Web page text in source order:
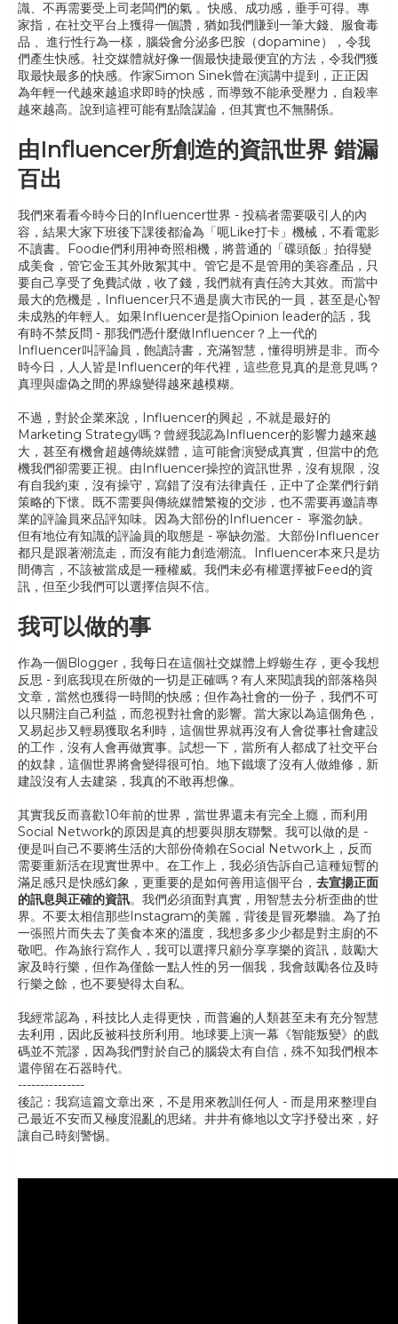
識、不再需要受上司老闆們的氣 。快感、成功感，垂手可得。專
家指，在社交平台上獲得一個讚，猶如我們賺到一筆大錢、服食毒
品 、進行性行為一樣，腦袋會分泌多巴胺（dopamine），令我
們產生快感。社交媒體就好像一個最快捷最便宜的方法，令我們獲
取最快最多的快感。作家Simon Sinek曾在演講中提到，正正因
為年輕一代越來越追求即時的快感，而導致不能承受壓力，自殺率
越來越高。說到這裡可能有點陰謀論，但其實也不無關係。
由Influencer所創造的資訊世界 錯漏
百出
我們來看看今時今日的Influencer世界 - 投稿者需要吸引人的內
容，結果大家下班後下課後都淪為「呃Like打卡」機械，不看電影
不讀書。Foodie們利用神奇照相機，將普通的「碟頭飯」拍得變
成美食，管它金玉其外敗絮其中。管它是不是管用的美容產品，只
要自己享受了免費試做，收了錢，我們就有責任誇大其效。而當中
最大的危機是，Influencer只不過是廣大市民的一員，甚至是心智
未成熟的年輕人。如果Influencer是指Opinion leader的話，我
有時不禁反問 - 那我們憑什麼做Influencer？上一代的
Influencer叫評論員，飽讀詩書，充滿智慧，懂得明辨是非。而今
時今日，人人皆是Influencer的年代裡，這些意見真的是意見嗎？
真理與虛偽之間的界線變得越來越模糊。
不過，對於企業來說，Influencer的興起，不就是最好的
Marketing Strategy嗎？曾經我認為Influencer的影響力越來越
大，甚至有機會超越傳統媒體，這可能會演變成真實，但當中的危
機我們卻需要正視。由Influencer操控的資訊世界，沒有規限，沒
有自我約束，沒有操守，寫錯了沒有法律責任，正中了企業們行銷
策略的下懷。既不需要與傳統媒體繁複的交涉，也不需要再邀請專
業的評論員來品評知味。因為大部份的Influencer - 寧濫勿缺。
但有地位有知識的評論員的取態是 - 寧缺勿濫。大部份Influencer
都只是跟著潮流走，而沒有能力創造潮流。Influencer本來只是坊
間傳言，不該被當成是一種權威。我們未必有權選擇被Feed的資
訊，但至少我們可以選擇信與不信。
我可以做的事
作為一個Blogger，我每日在這個社交媒體上蜉蝣生存，更令我想
反思 - 到底我現在所做的一切是正確嗎？有人來閱讀我的部落格與
文章，當然也獲得一時間的快感；但作為社會的一份子，我們不可
以只關注自己利益，而忽視對社會的影響。當大家以為這個角色，
又易起步又輕易獲取名利時，這個世界就再沒有人會從事社會建設
的工作，沒有人會再做實事。試想一下，當所有人都成了社交平台
的奴隸，這個世界將會變得很可怕。地下鐵壞了沒有人做維修，新
建設沒有人去建築，我真的不敢再想像。
其實我反而喜歡10年前的世界，當世界還未有完全上癮，而利用
Social Network的原因是真的想要與朋友聯繫。我可以做的是 -
便是叫自己不要將生活的大部份倚賴在Social Network上，反而
需要重新活在現實世界中。在工作上，我必須告訴自己這種短暫的
滿足感只是快感幻象，更重要的是如何善用這個平台， 去宣揚正面
的訊息與正確的資訊。我們必須面對真實，用智慧去分析歪曲的世
界。不要太相信那些Instagram的美麗，背後是冒死攀牆。為了拍
一張照片而失去了美食本來的溫度，我想多多少少都是對主廚的不
敬吧。作為旅行寫作人，我可以選擇只顧分享享樂的資訊，鼓勵大
家及時行樂，但作為僅餘一點人性的另一個我，我會鼓勵各位及時
行樂之餘，也不要變得太自私。
我經常認為，科技比人走得更快，而普遍的人類甚至未有充分智慧
去利用，因此反被科技所利用。地球要上演一幕《智能叛變》的戲
碼並不荒謬，因為我們對於自己的腦袋太有自信，殊不知我們根本
還停留在石器時代。
---------------
後記：我寫這篇文章出來，不是用來教訓任何人 - 而是用來整理自
己最近不安而又極度混亂的思緒。井井有條地以文字抒發出來，好
讓自己時刻警惕。